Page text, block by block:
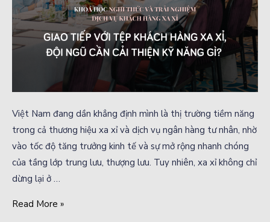
Việt Nam đang dần khẳng định mình là thị trường tiềm năng
trong cả thương hiệu xa xỉ và dịch vụ ngân hàng tư nhân, nhờ
vào tốc độ tăng trưởng kinh tế và sự mở rộng nhanh chóng
của tầng lớp trung lưu, thượng lưu. Tuy nhiên, xa xỉ không chỉ
dừng lại ở …
Read More »